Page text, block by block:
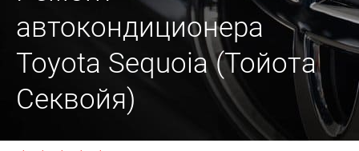
автокондиционера
Toyota Sequoia (Тойота
Секвойя)